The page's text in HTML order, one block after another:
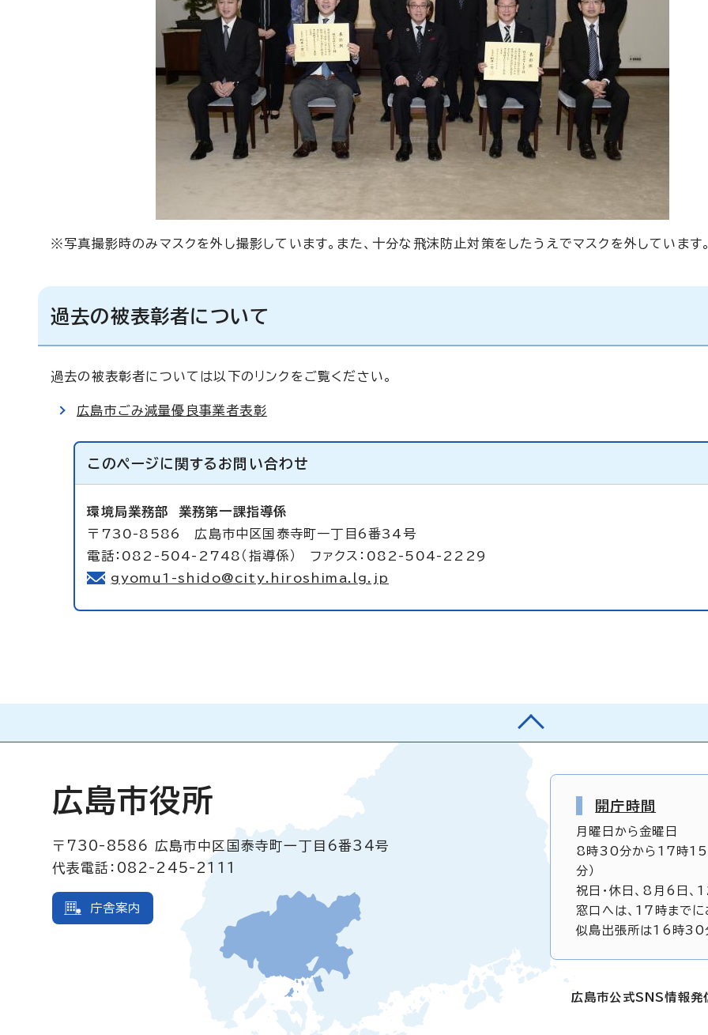
※写真撮影時のみマスクを外し撮影しています。また、十分な飛沫防止対策をしたうえでマスクを外しています
過去の被表彰者について
過去の被表彰者については以下のリンクをご覧ください。
広島市ごみ減量優良事業者表彰
このページに関する お問い合わせ
環境局業務部 業務第一課指導係
〒730-8586 広島市中区国泰寺町一丁目6番34号
電話：082-504-2748（指導係） ファクス：082-504-2229
gyomu1-shido@city.hiroshima.lg.jp
広島市役所
〒730-8586
広島市中区国泰寺町一丁目6番34号
代表電話：082-245-2111
庁舎案内
開庁時間
月曜日から金曜日
8時30分から17時15
分）
祝日・休日、8月6日
窓口へは、17時までに
似島出張所は16時30
広島市公式SNS情報発